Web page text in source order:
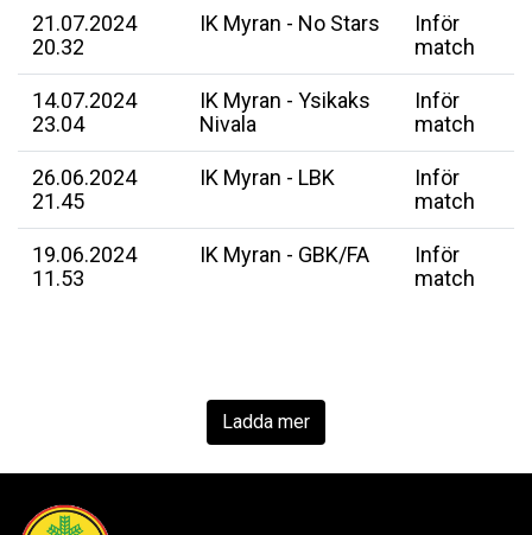
21.07.2024
20.32
IK Myran - No Stars
Inför
match
14.07.2024
23.04
IK Myran - Ysikaks
Nivala
Inför
match
26.06.2024
21.45
IK Myran - LBK
Inför
match
19.06.2024
11.53
IK Myran - GBK/FA
Inför
match
Ladda mer